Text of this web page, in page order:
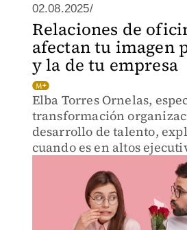
02.08.2025/
Relaciones de
afectan tu imagen
y la de tu empresa
Elba Torres Ornelas,
transformación
desarrollo de talento,
cuando es en altos
pérdida de confianza de
inversionistas, así como
CEO de Astronomer